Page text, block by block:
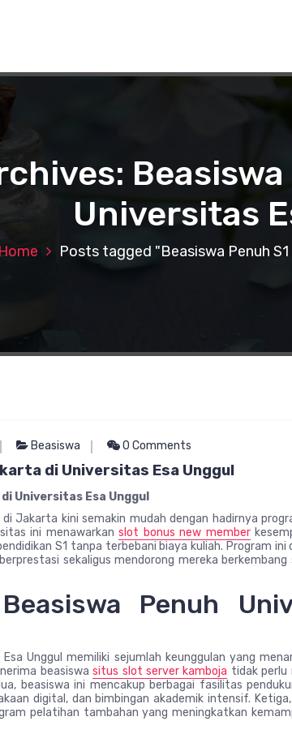
Universitas
Home Posts tagged "Beasiswa Penuh
Beasiswa 0 Comments
di Universitas Esa Unggul
Universitas Esa Unggul
di Jakarta kini semakin mudah dengan hadirnya
ini menawarkan slot bonus new member
S1 tanpa terbebani biaya kuliah. Program ini
sekaligus mendorong mereka berkembang
Penuh
Unggul memiliki sejumlah keunggulan yang
beasiswasitus slot server kamboja tidak perlu
beasiswa ini mencakup berbagai fasilitas
digital, dan bimbingan akademik intensif.
pelatihan tambahan yang meningkatkan